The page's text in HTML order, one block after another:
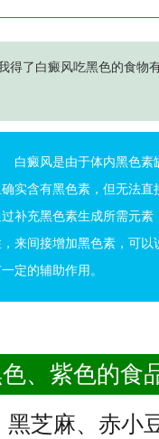
得了白癜风吃黑色的食物
白癜风是由于体内黑色素
确实含有黑色素，但无法直
补充黑色素生成所需元素
来间接增加黑色素，可以
定的辅助作用。
、紫色的食
芝麻、赤小